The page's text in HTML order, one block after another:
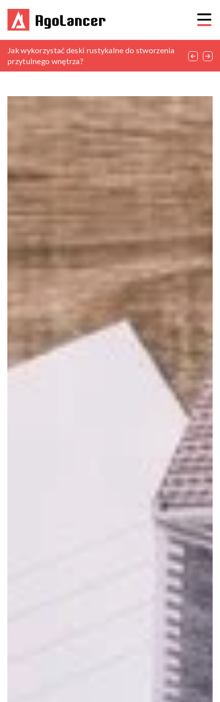
Jakie są kluczowe zastosowania kabli
bezhalogenowych w różnych branżach?
Jak wykorzystać deski rustykalne do stworzenia
przytulnego wnętrza?
Jak wybrać odpowiedni system nawadniający do
swojego ogrodu?